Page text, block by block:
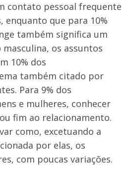
contato pessoal frequente
enquanto que para 10%
também significa um
os assuntos
10% dos
também citado por
Para 9% dos
e mulheres, conhecer
fim ao relacionamento.
como, excetuando a
por elas, os
com poucas variações.